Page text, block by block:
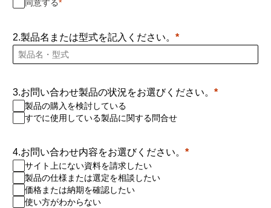
同意する
2.製品名または型式を記入ください。
3.お問い合わせ製品の状況をお選びください。
製品の購入を検討している
すでに使用している製品に関する問合せ
4.お問い合わせ内容をお選びください。
サイト上にない資料を請求したい
製品の仕様または選定を相談したい
価格または納期を確認したい
使い方がわからない